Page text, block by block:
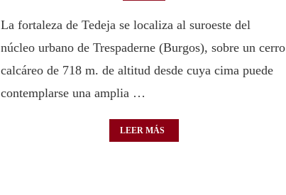
La fortaleza de Tedeja se localiza al suroeste del
núcleo urbano de Trespaderne (Burgos), sobre un cerro
calcáreo de 718 m. de altitud desde cuya cima puede
contemplarse una amplia …
LEER MÁS